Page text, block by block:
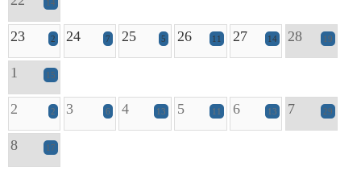
14
23 2 24 7 25 5 26 11 27 14 28 19
1 15
2 2 3 6 4 13 5 11 6 13 7 29
8 17